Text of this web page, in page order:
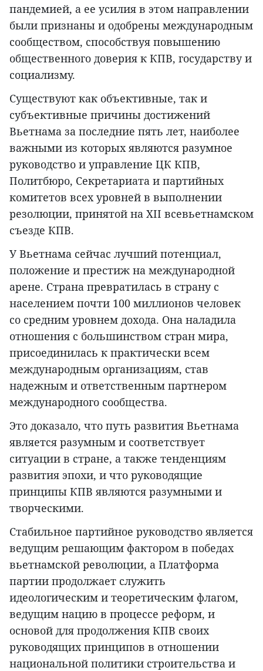
пандемией, а ее усилия в этом направлении
были признаны и одобрены международным
сообществом, способствуя повышению
общественного доверия к КПВ, государству и
социализму.
Существуют как объективные, так и
субъективные причины достижений
Вьетнама за последние пять лет, наиболее
важными из которых являются разумное
руководство и управление ЦК КПВ,
Политбюро, Секретариата и партийных
комитетов всех уровней в выполнении
резолюции, принятой на XII всевьетнамском
съезде КПВ.
У Вьетнама сейчас лучший потенциал,
положение и престиж на международной
арене. Страна превратилась в страну с
населением почти 100 миллионов человек
со средним уровнем дохода. Она наладила
отношения с большинством стран мира,
присоединилась к практически всем
международным организациям, став
надежным и ответственным партнером
международного сообщества.
Это доказало, что путь развития Вьетнама
является разумным и соответствует
ситуации в стране, а также тенденциям
развития эпохи, и что руководящие
принципы КПВ являются разумными и
творческими.
Стабильное партийное руководство является
ведущим решающим фактором в победах
вьетнамской революции, а Платформа
партии продолжает служить
идеологическим и теоретическим флагом,
ведущим нацию в процессе реформ, и
основой для продолжения КПВ своих
руководящих принципов в отношении
национальной политики строительства и